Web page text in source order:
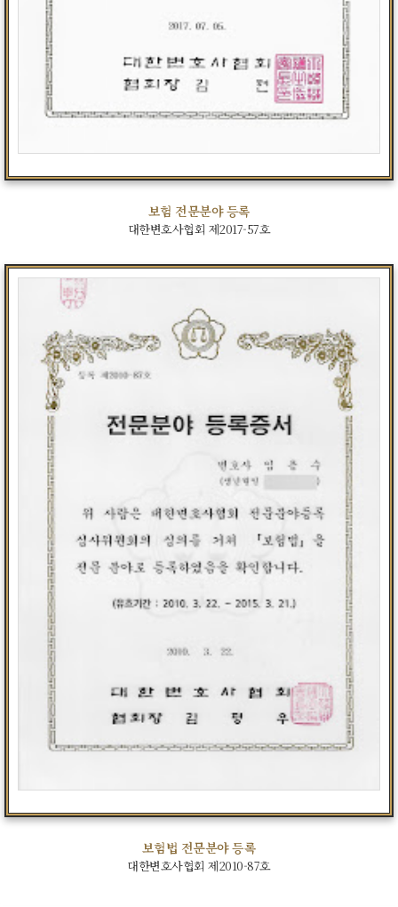
보험 전문분야 등록
대한변호사협회 제2017-57호
보험법 전문분야 등록
대한변호사협회 제2010-87호